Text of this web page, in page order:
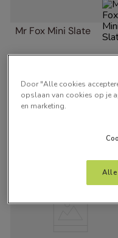
Mr Fox Mini Slate
vanaf:
Gratis kleurstalen
Door "Alle cookies
opslaan van cookies op je
en marketing.
Alle